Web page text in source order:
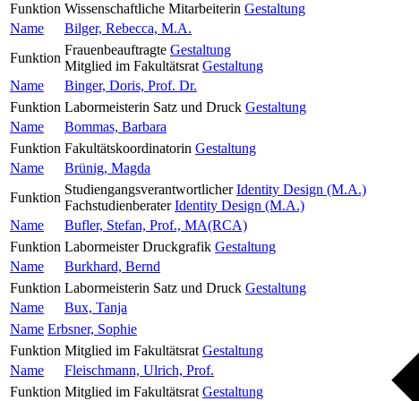
Funktion Wissenschaftliche Mitarbeiterin Gestaltung
Name
Bilger, Rebecca, M.A.
Funktion
Frauenbeauftragte Gestaltung
Mitglied im Fakultätsrat Gestaltung
Name
Binger, Doris, Prof. Dr.
Funktion Labormeisterin Satz und Druck Gestaltung
Name
Bommas, Barbara
Funktion Fakultätskoordinatorin Gestaltung
Name
Brünig, Magda
Funktion
StudiengangsverantwortlicherIdentity Design (M.A.)
FachstudienberaterIdentity Design (M.A.)
Name
Bufler, Stefan, Prof., MA(RCA)
Funktion Labormeister Druckgrafik Gestaltung
Name
Burkhard, Bernd
Funktion Labormeisterin Satz und Druck Gestaltung
Name
Bux, Tanja
Name Erbsner, Sophie
Funktion Mitglied im Fakultätsrat Gestaltung
Name
Fleischmann, Ulrich, Prof.
Funktion Mitglied im Fakultätsrat Gestaltung